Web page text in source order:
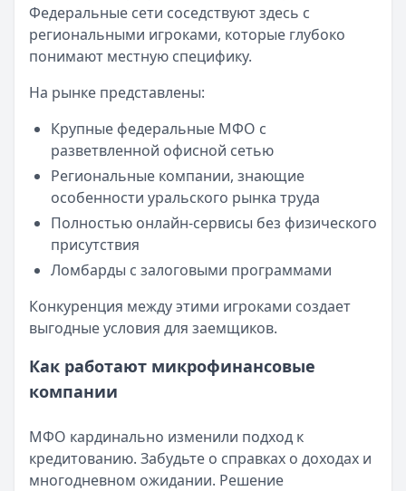
57 сервисов микрозаймов через Госуслуги: где
Кратко:Авторизация через Госуслуги ускоряет
Опубликовано:23 ноября 2025 г.
Читать новость
Смс о «одобренном займе» от Bigmani Ru: как
Пришло СМС об одобрении займа от Bigmani
Опубликовано:
23 ноября 2025 г.
Категория:МФО
Читать новость
Все новости
Федеральные сети соседствуют здесь с
региональными игроками, которые глубоко
понимают местную специфику.
На рынке представлены:
Крупные федеральные МФО с
разветвленной офисной сетью
Региональные компании, знающие
особенности уральского рынка труда
Полностью онлайн-сервисы без физического
присутствия
Ломбарды с залоговыми программами
Конкуренция между этими игроками создает
выгодные условия для заемщиков.
Как работают микрофинансовые
компании
МФО кардинально изменили подход к
кредитованию. Забудьте о справках о доходах и
многодневном ожидании. Решение